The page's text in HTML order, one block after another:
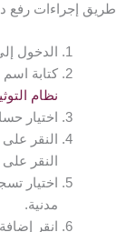
طريق إجراءات رفع
الدخول
كتابة
نظام
اختيار
النقر
النقر
اختيار
مدنية.
انقر